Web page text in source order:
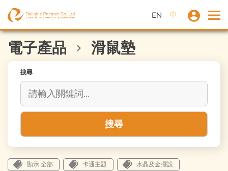
EN 中
電子產品 滑鼠墊
搜尋
搜尋
顯示 全部 卡通主題 水晶及金擺設